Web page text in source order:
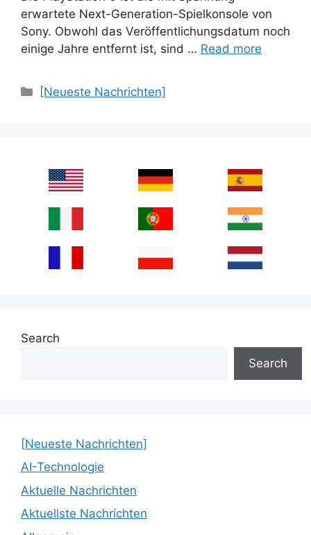
erwartete Next-Generation-Spielkonsole von
Sony. Obwohl das Veröffentlichungsdatum noch
einige Jahre entfernt ist, sind … Read more
Categories
[Neueste Nachrichten]
Search
Search
[Neueste Nachrichten]
AI-Technologie
Aktuelle Nachrichten
Aktuellste Nachrichten